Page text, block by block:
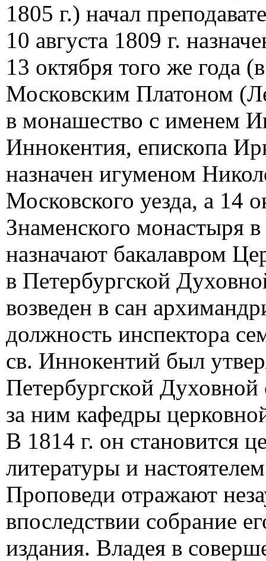
1805 г.) начал
10 августа 1809 г.
13 октября того же года
Московским Платоном
в монашество с именем
Иннокентия, епископа
назначен игуменом
Московского уезда, а 14
Знаменского монастыря
назначают бакалавром
в Петербургской
возведен в сан
должность инспектора
св. Иннокентий был
Петербургской
за ним кафедры
В 1814 г. он становится
литературы и
Проповеди отражают
впоследствии собрание
издания. Владея в